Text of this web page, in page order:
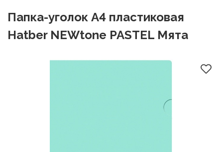
Папка-уголок А4 пластиковая
Hatber NEWtone PASTEL Мята